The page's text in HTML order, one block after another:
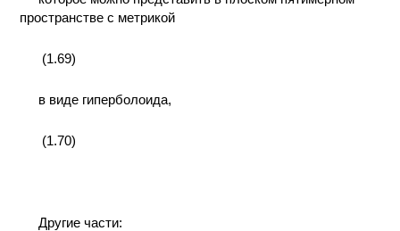
пространстве с метрикой
(1.69)
в виде гиперболоида,
(1.70)
Другие части: